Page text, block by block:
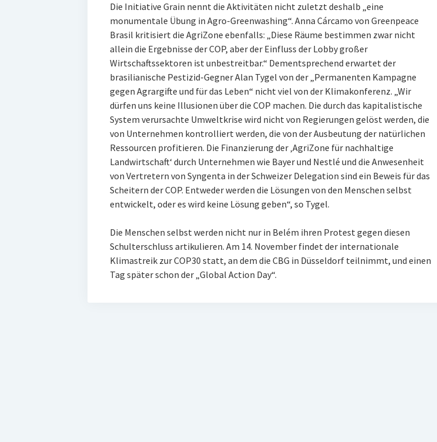
Die Initiative Grain nennt die Aktivitäten nicht zuletzt deshalb „eine
monumentale Übung in Agro-Greenwashing“. Anna Cárcamo von Greenpeace
Brasil kritisiert die AgriZone ebenfalls: „Diese Räume bestimmen zwar nicht
allein die Ergebnisse der COP, aber der Einfluss der Lobby großer
Wirtschaftssektoren ist unbestreitbar.“ Dementsprechend erwartet der
brasilianische Pestizid-Gegner Alan Tygel von der „Permanenten Kampagne
gegen Agrargifte und für das Leben“ nicht viel von der Klimakonferenz. „Wir
dürfen uns keine Illusionen über die COP machen. Die durch das kapitalistische
System verursachte Umweltkrise wird nicht von Regierungen gelöst werden, die
von Unternehmen kontrolliert werden, die von der Ausbeutung der natürlichen
Ressourcen profitieren. Die Finanzierung der ‚AgriZone für nachhaltige
Landwirtschaft‘ durch Unternehmen wie Bayer und Nestlé und die Anwesenheit
von Vertretern von Syngenta in der Schweizer Delegation sind ein Beweis für das
Scheitern der COP. Entweder werden die Lösungen von den Menschen selbst
entwickelt, oder es wird keine Lösung geben“, so Tygel.
Die Menschen selbst werden nicht nur in Belém ihren Protest gegen diesen
Schulterschluss artikulieren. Am 14. November findet der internationale
Klimastreik zur COP30 statt, an dem die CBG in Düsseldorf teilnimmt, und einen
Tag später schon der „Global Action Day“.